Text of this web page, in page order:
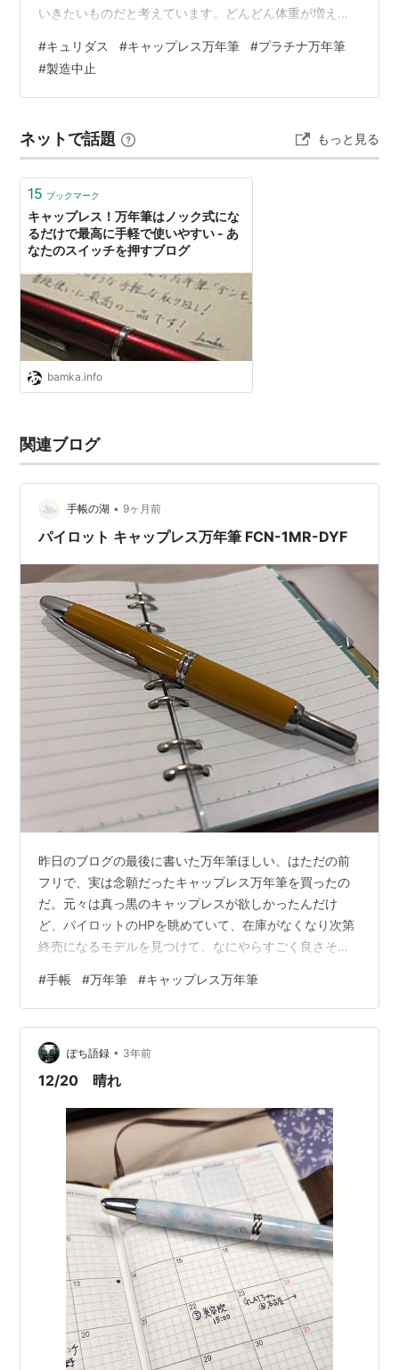
いきたいものだと考えています。どんどん体重が増えて
「親父に似てきたなぁ」と思います。あれだけ嫌ってい
た親父とも、いつの間にか和解して仲良くなりました。
そして、見た目までそっくりになってきたのは因果でし
に生活できていないのです。そのため走ることもできま
せんでした。それよりも何よりも、本当は食事量を半分
#キュリダス #キャップレス万年筆 #プラチナ万年筆
#製造中止
ネットで話題 もっと見る
15 ブックマーク
キャップレス！万年筆はノック式にな
るだけで最高に手軽で使いやすい - あ
なたのスイッチを押すブログ
bamka.info
関連ブログ
手帳の湖 • 9ヶ月前
パイロット キャップレス万年筆 FCN-1MR-DYF
昨日のブログの最後に書いた万年筆ほしい、はただの前
フリで、実は念願だったキャップレス万年筆を買ったの
だ。元々は真っ黒のキャップレスが欲しかったんだけ
ど、パイロットのHPを眺めていて、在庫がなくなり次第
終売になるモデルを見つけて、なにやらすごく良さそう
も。マスタードっぽい色だ）だな、これ欲しいな、と検
討・吟味する時間をあまりかけずに購入した。金ペンじ
ゃなくて鉄ペン（金メッキ）なのだけど、僕の好きな表
現である”ラフに使える”かもしれないし、面倒くさがりな
僕にはキャップレスはあってるかもしれず、しばらくメ
#手帳 #万年筆 #キャップレス万年筆
ぽち語録 • 3年前
12/20 晴れ